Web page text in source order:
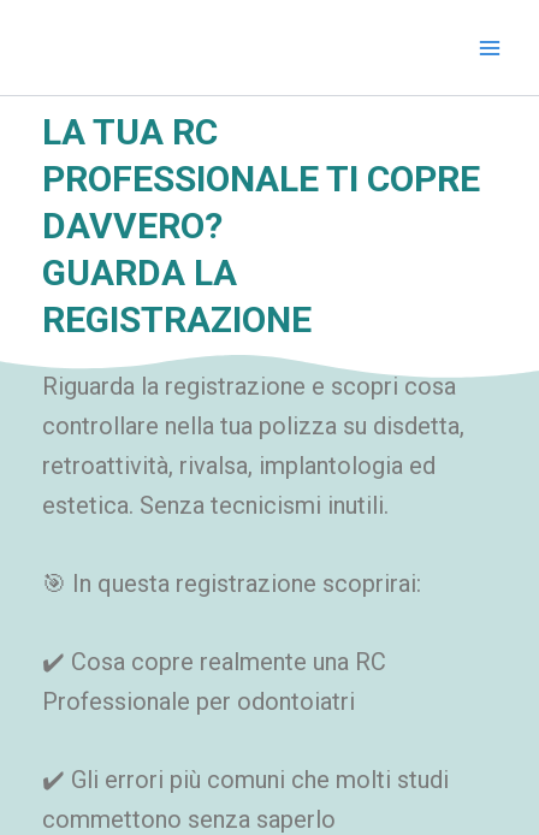
LA TUA RC
PROFESSIONALE TI COPRE
DAVVERO?
GUARDA LA
REGISTRAZIONE
Riguarda la registrazione e scopri cosa
controllare nella tua polizza su disdetta,
retroattività, rivalsa, implantologia ed
estetica. Senza tecnicismi inutili.
🎯 In questa registrazione scoprirai:
✔️ Cosa copre realmente una RC
Professionale per odontoiatri
✔️ Gli errori più comuni che molti studi
commettono senza saperlo